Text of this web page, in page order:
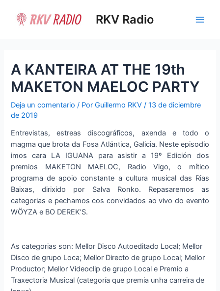
contenido
RKV Radio
A KANTEIRA AT THE 19th
MAKETON MAELOC PARTY
Deja un comentario / PorGuillermo RKV/13 de diciembre
de 2019
Entrevistas, estreas discográficos, axenda e todo o
magma que brota da Fosa Atlántica, Galicia. Neste episodio
imos cara LA IGUANA para asistir a 19º Edición dos
premios MAKETON MAELOC, Radio Vigo, o mítico
programa de apoio constante a cultura musical das Rias
Baixas, dirixido por Salva Ronko. Repasaremos as
categorias e pechamos cos convidados ao vivo do evento
WÖYZA e BO DEREK’S.
As categorias son: Mellor Disco Autoeditado Local; Mellor
Disco de grupo Loca; Mellor Directo de grupo Local; Mellor
Productor; Mellor Videoclip de grupo Local e Premio a
Traxectoria Musical (categoría que premia unha carreira de